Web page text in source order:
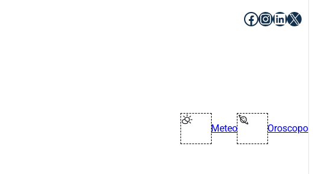
Facebook
X
Meteo Oroscopo